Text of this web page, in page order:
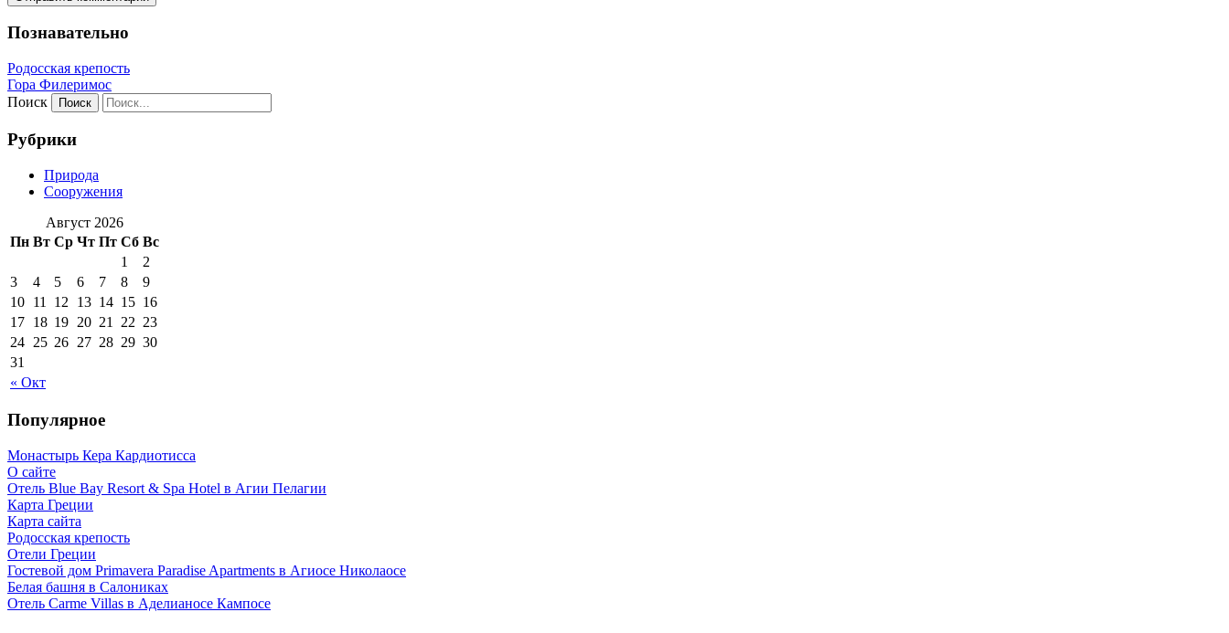
Познавательно
Родосская крепость
Гора Филеримос
Поиск
Рубрики
Природа
Сооружения
Август 2026
Пн Вт Ср Чт Пт Сб Вс
« Окт
1
2
3
4 5 6 7 8
9
10 11 12 13 14 15 16
17 18 19 20 21 22 23
24 25 26 27 28 29 30
31
Популярное
Монастырь Кера Кардиотисса
О сайте
Отель Blue Bay Resort & Spa Hotel в Агии Пелагии
Карта Греции
Карта сайта
Родосская крепость
Отели Греции
Гостевой дом Primavera Paradise Apartments в Агиосе Николаосе
Белая башня в Салониках
Отель Carme Villas в Аделианосе Кампосе